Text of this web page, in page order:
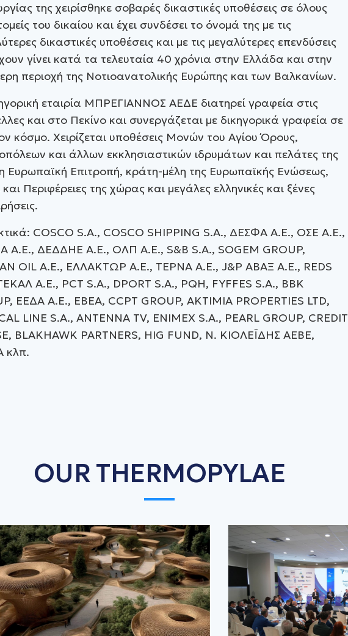
της χειρίσθηκε σοβαρές δικαστικές υποθέσεις σε όλους
του δικαίου και έχει συνδέσει το όνομά της με τις
δικαστικές υποθέσεις και με τις μεγαλύτερες επενδύσεις
γίνει κατά τα τελευταία 40 χρόνια στην Ελλάδα και στην
περιοχή της Νοτιοανατολικής Ευρώπης και των Βαλκανίων.
εταιρία ΜΠΡΕΓΙΑΝΝΟΣ ΑΕΔΕ διατηρεί γραφεία στις
και στο Πεκίνο και συνεργάζεται με δικηγορικά γραφεία σε
κόσμο. Χειρίζεται υποθέσεις Μονών του Αγίου Όρους,
και άλλων εκκλησιαστικών ιδρυμάτων και πελάτες της
η Ευρωπαϊκή Επιτροπή, κράτη-μέλη της Ευρωπαϊκής Ενώσεως,
και Περιφέρειες της χώρας και μεγάλες ελληνικές και ξένες
COSCO S.A., COSCO SHIPPING S.A., ΔΕΣΦΑ Α.Ε., ΟΣΕ Α.Ε.,
Α.Ε., ΔΕΔΔΗΕ Α.Ε., ΟΛΠ Α.Ε., S&B S.A., SOGEM GROUP,
OIL A.E., ΕΛΛΑΚΤΩΡ Α.Ε., ΤΕΡΝΑ Α.Ε., J&P ABAΞ Α.Ε., REDS
Α.Ε., PCT S.A., DPORT S.A., PQH, FYFFES S.A., BBK
ΕΕΔΑ Α.Ε., ΕΒΕΑ, CCPT GROUP, ΑΚΤΙΜΙΑ PROPERTIES LTD,
LINE S.A., ANTENNA TV, ENIMEX S.A., PEARL GROUP, CREDIT
BLAKHAWK PARTNERS, HIG FUND, Ν. ΚΙΟΛΕΪΔΗΣ ΑΕΒΕ,
κλπ.
OUR THERMOPYLAE